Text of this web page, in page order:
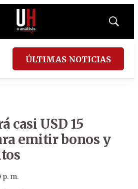
Mostrar
ÚLTIMAS NOTICIAS
casi USD 15
emitir bonos y
p. m.